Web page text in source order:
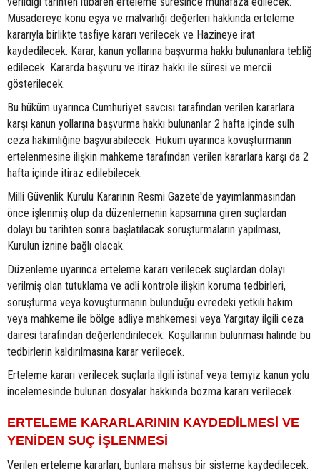
Müsadereye konu eşya ve malvarlığı değerleri hakkında erteleme
kararıyla birlikte tasfiye kararı verilecek ve Hazineye irat
kaydedilecek. Karar, kanun yollarına başvurma hakkı bulunanlara tebliğ
edilecek. Kararda başvuru ve itiraz hakkı ile süresi ve mercii
gösterilecek.
Bu hüküm uyarınca Cumhuriyet savcısı tarafından verilen kararlara
karşı kanun yollarına başvurma hakkı bulunanlar 2 hafta içinde sulh
ceza hakimliğine başvurabilecek. Hüküm uyarınca kovuşturmanın
ertelenmesine ilişkin mahkeme tarafından verilen kararlara karşı da 2
hafta içinde itiraz edilebilecek.
Milli Güvenlik Kurulu Kararının Resmi Gazete'de yayımlanmasından
önce işlenmiş olup da düzenlemenin kapsamına giren suçlardan
dolayı bu tarihten sonra başlatılacak soruşturmaların yapılması,
Kurulun iznine bağlı olacak.
Düzenleme uyarınca erteleme kararı verilecek suçlardan dolayı
verilmiş olan tutuklama ve adli kontrole ilişkin koruma tedbirleri,
soruşturma veya kovuşturmanın bulunduğu evredeki yetkili hakim
veya mahkeme ile bölge adliye mahkemesi veya Yargıtay ilgili ceza
dairesi tarafından değerlendirilecek. Koşullarının bulunması halinde bu
tedbirlerin kaldırılmasına karar verilecek.
Erteleme kararı verilecek suçlarla ilgili istinaf veya temyiz kanun yolu
incelemesinde bulunan dosyalar hakkında bozma kararı verilecek.
ERTELEME KARARLARININ KAYDEDİLMESİ VE
YENİDEN SUÇ İŞLENMESİ
Verilen erteleme kararları, bunlara mahsus bir sisteme kaydedilecek.